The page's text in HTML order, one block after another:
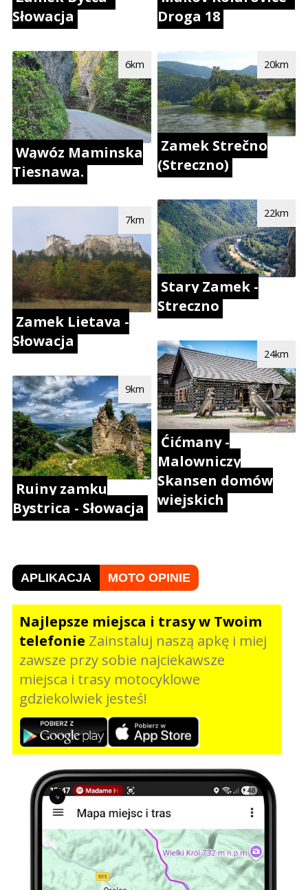
Słowacja
Wąwóz Maminska
Tiesnawa.
6km
Zamek Lietava -
Słowacja
7km
Ruiny zamku
Bystrica - Słowacja
9km
Droga 18
Zamek Strečno
(Streczno)
20km
Stary Zamek -
Streczno
22km
Ćićmany -
Malowniczy
Skansen domów
wiejskich
24km
APLIKACJA MOTO OPINIE
Najlepsze miejsca i trasy w Twoim
telefonie Zainstaluj naszą apkę i miej
zawsze przy sobie najciekawsze
miejsca i trasy motocyklowe
gdziekolwiek jesteś!